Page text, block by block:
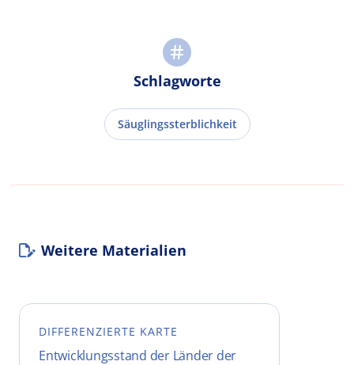
Schlagworte
Säuglingssterblichkeit
Weitere Materialien
DIFFERENZIERTE KARTE
Entwicklungsstand der Länder der